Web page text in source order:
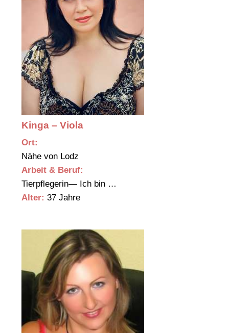
Kinga – Viola
Ort:
Nähe von Lodz
Arbeit & Beruf:
Tierpflegerin— Ich bin …
Alter: 37 Jahre